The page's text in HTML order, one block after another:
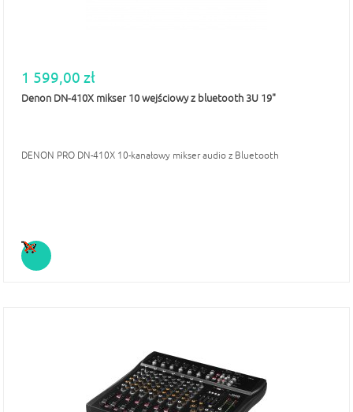
1 599,00 zł
Denon DN-410X mikser 10 wejściowy z bluetooth 3U 19"
DENON PRO DN-410X 10-kanałowy mikser audio z Bluetooth